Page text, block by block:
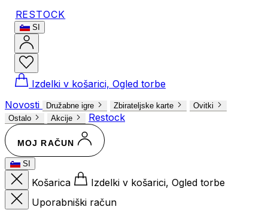
RESTOCK
SI
Izdelki v košarici, Ogled torbe
Novosti
Družabne igre Zbirateljske karte
Ovitki
Ostalo
Akcije Restock
MOJ RAČUN
SI
Košarica
Izdelki v košarici, Ogled torbe
Uporabniški račun